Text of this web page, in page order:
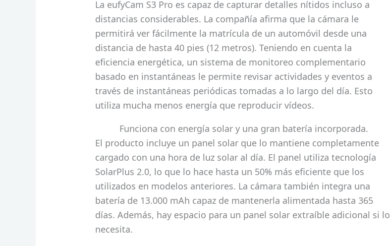
La eufyCam S3 Pro es capaz de capturar detalles nítidos incluso a
distancias considerables. La compañía afirma que la cámara le
permitirá ver fácilmente la matrícula de un automóvil desde una
distancia de hasta 40 pies (12 metros). Teniendo en cuenta la
eficiencia energética, un sistema de monitoreo complementario
basado en instantáneas le permite revisar actividades y eventos a
través de instantáneas periódicas tomadas a lo largo del día. Esto
utiliza mucha menos energía que reproducir vídeos.
Funciona con energía solar y una gran batería incorporada.
El producto incluye un panel solar que lo mantiene completamente
cargado con una hora de luz solar al día. El panel utiliza tecnología
SolarPlus 2.0, lo que lo hace hasta un 50% más eficiente que los
utilizados en modelos anteriores. La cámara también integra una
batería de 13.000 mAh capaz de mantenerla alimentada hasta 365
días. Además, hay espacio para un panel solar extraíble adicional si lo
necesita.